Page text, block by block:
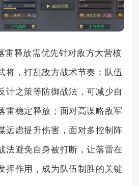
雷释放需优先针对敌方大营核
将，打乱敌方战术节奏；队伍
计之策等防御战法，可减少自
雷稳定释放；面对高谋略敌军
远虑提升伤害，面对多控制阵
法避免自身被打断，让落雷在
挥作用，成为队伍制胜的关键